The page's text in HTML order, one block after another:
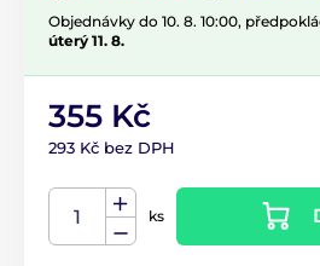
Objednávky do 10. 8. 10:00,
úterý 11. 8.
355 Kč
293 Kč bez DPH
ks